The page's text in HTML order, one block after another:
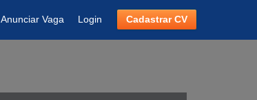
Anunciar Vaga Login Cadastrar CV